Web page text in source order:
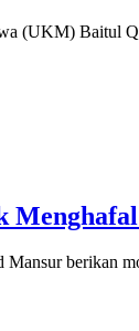
(UKM) Baitul
berikan